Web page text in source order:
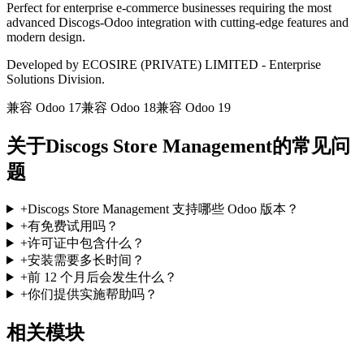
Perfect for enterprise e-commerce businesses requiring the most
advanced Discogs-Odoo integration with cutting-edge features and
modern design.
Developed by ECOSIRE (PRIVATE) LIMITED - Enterprise
Solutions Division.
兼容 Odoo 17兼容 Odoo 18兼容 Odoo 19
关于Discogs Store Management的常见问
题
+Discogs Store Management 支持哪些 Odoo 版本？
+有免费试用吗？
+许可证中包含什么？
+安装需要多长时间？
+前 12 个月后会发生什么？
+你们提供实施帮助吗？
相关模块